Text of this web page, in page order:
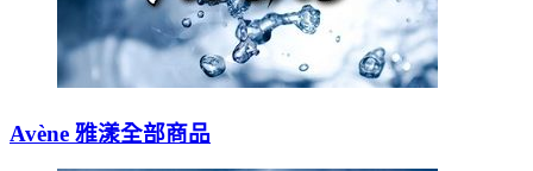
Avène 雅漾全部商品